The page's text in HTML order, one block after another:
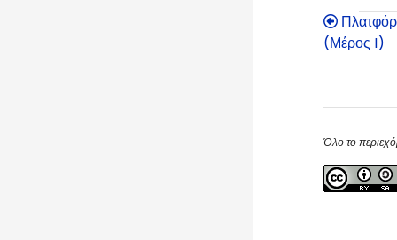
(Μέρος I)
Όλο το